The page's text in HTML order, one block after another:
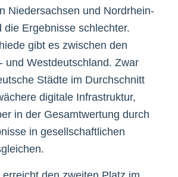
Niedersachsen und Nordrhein-
die Ergebnisse schlechter.
gibt es zwischen den
und Westdeutschland. Zwar
Städte im Durchschnitt
digitale Infrastruktur,
in der Gesamtwertung durch
in gesellschaftlichen